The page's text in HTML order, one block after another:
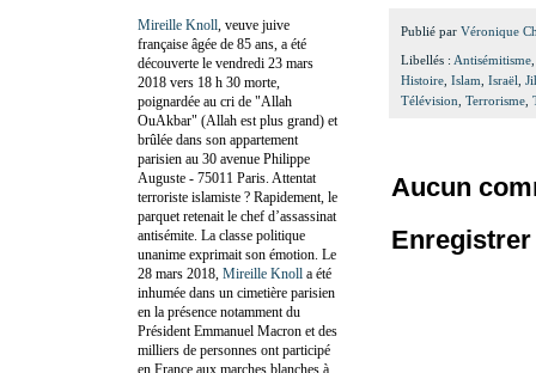
Publié par Véronique
Libellés : Antisémitisme,
Histoire, Islam, Israël,
Télévision, Terrorisme,
Aucun
Mireille Knoll , veuve juive
française âgée de 85 ans, a été
découverte le vendredi 23 mars
2018 vers 18 h 30 morte,
poignardée au cri de "Allah
OuAkbar" (Allah est plus grand) et
brûlée dans son appartement
parisien au 30 avenue Philippe
Auguste - 75011 Paris. Attentat
terroriste islamiste ? Rapidement, le
parquet retenait le chef d’assassinat
antisémite. La classe politique
unanime exprimait son émotion. Le
28 mars 2018, Mireille Knoll a été
inhumée dans un cimetière parisien
en la présence notamment du
Président Emmanuel Macron et des
milliers de personnes ont participé
en France aux marches blanches à